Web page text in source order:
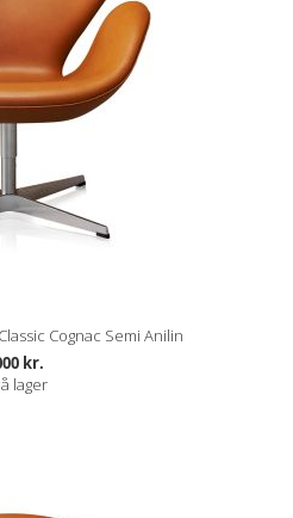
Cognac Semi Anilin
kr.
lager